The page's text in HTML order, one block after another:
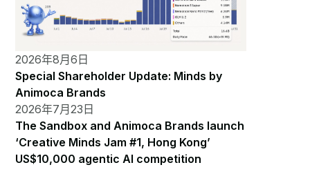
2026年8月6日
Special Shareholder Update: Minds by
Animoca Brands
2026年7月23日
The Sandbox and Animoca Brands launch
‘Creative Minds Jam #1, Hong Kong’
US$10,000 agentic AI competition